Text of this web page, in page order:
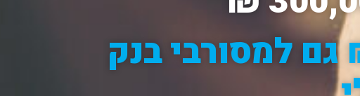
לכל מטרה עד 300,000 ₪ גם למסורבי בנק